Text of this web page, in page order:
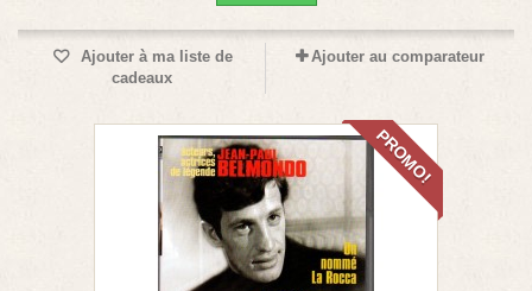
Ajouter à ma liste de
cadeaux
Ajouter au comparateur
PROMO!